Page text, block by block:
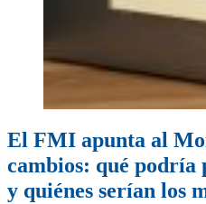
El FMI apunta al
cambios: qué podría
y quiénes serían los